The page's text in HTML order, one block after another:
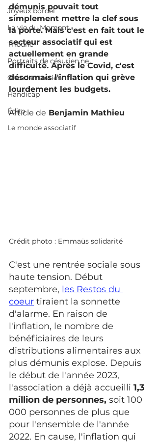
Joyeux bordel
La vie du Moment
Tribune
Portraits de césurien.ne
Grand entretien
Handicap
Édito
Le monde associatif
démunis pouvait tout
simplement mettre la clef sous
la porte. Mais c'est en fait tout le
secteur associatif qui est
actuellement en grande
difficulté. Après le Covid, c'est
désormais l'inflation qui grève
lourdement les budgets.
Article de Benjamin Mathieu
Crédit photo : Emmaüs solidarité
C'est une rentrée sociale sous
haute tension. Début
septembre, les Restos du
coeur tiraient la sonnette
d'alarme. En raison de
l'inflation, le nombre de
bénéficiaires de leurs
distributions alimentaires aux
plus démunis explose. Depuis
le début de l'année 2023,
l'association a déjà accueilli 1,3
million de personnes, soit 100
000 personnes de plus que
pour l'ensemble de l'année
2022. En cause, l'inflation qui